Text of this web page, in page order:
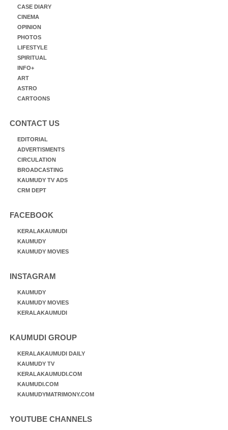
CASE DIARY
CINEMA
OPINION
PHOTOS
LIFESTYLE
SPIRITUAL
INFO+
ART
ASTRO
CARTOONS
CONTACT US
EDITORIAL
ADVERTISMENTS
CIRCULATION
BROADCASTING
KAUMUDY TV ADS
CRM DEPT
FACEBOOK
KERALAKAUMUDI
KAUMUDY
KAUMUDY MOVIES
INSTAGRAM
KAUMUDY
KAUMUDY MOVIES
KERALAKAUMUDI
KAUMUDI GROUP
KERALAKAUMUDI DAILY
KAUMUDY TV
KERALAKAUMUDI.COM
KAUMUDI.COM
KAUMUDYMATRIMONY.COM
YOUTUBE CHANNELS